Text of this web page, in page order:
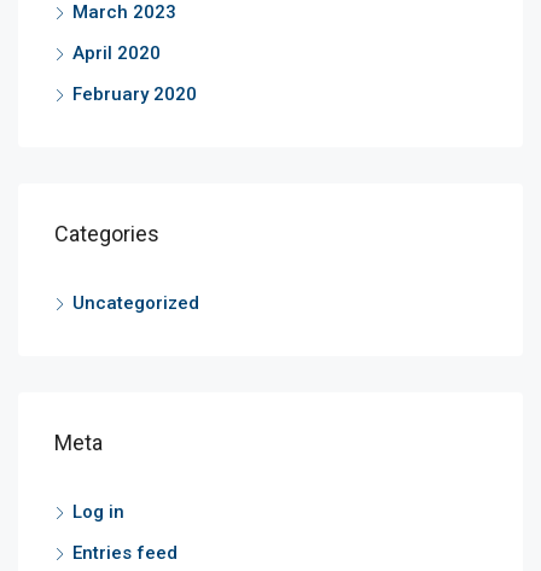
March 2023
April 2020
February 2020
Categories
Uncategorized
Meta
Log in
Entries feed